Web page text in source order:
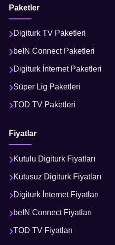
Paketler
Digiturk TV Paketleri
beIN Connect Paketleri
Digiturk İnternet Paketleri
Süper Lig Paketleri
TOD TV Paketleri
Fiyatlar
Kutulu Digiturk Fiyatları
Kutusuz Digiturk Fiyatları
Digiturk İnternet Fiyatları
beIN Connect Fiyatları
TOD TV Fiyatları